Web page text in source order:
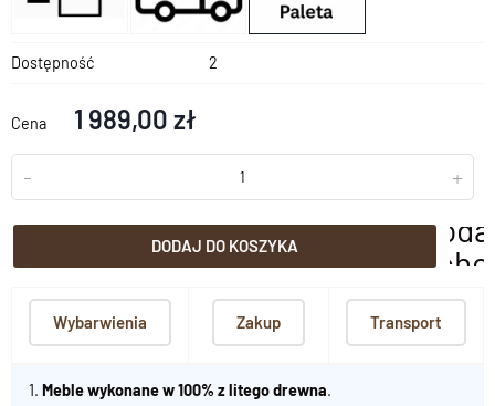
Dostępność 2
Cena 1 989,00 zł
- +
DODAJ DO KOSZYKA
Wybarwienia Zakup Transport
1. Meble wykonane w 100% z litego drewna.